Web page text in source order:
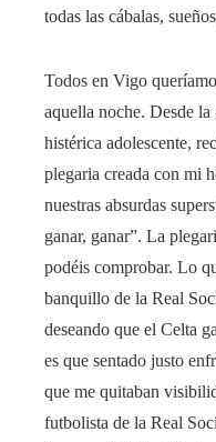
todas las cábalas,
Todos en Vigo
aquella noche. Desde
histérica adolescente,
plegaria creada con mi
nuestras absurdas
ganar, ganar”. La
podéis comprobar. Lo
banquillo de la Real
deseando que el Celta
es que sentado justo
que me quitaban
futbolista de la Real